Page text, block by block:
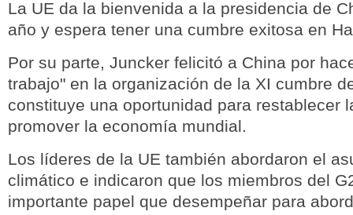
La UE da la bienvenida a la presidencia de
año y espera tener una cumbre exitosa en
Por su parte, Juncker felicitó a China por
trabajo" en la organización de la XI cumbre
constituye una oportunidad para restablecer
promover la economía mundial.
Los líderes de la UE también abordaron el
climático e indicaron que los miembros del
importante papel que desempeñar para